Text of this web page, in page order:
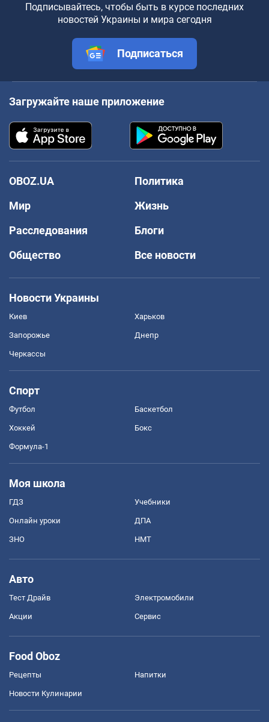
Подписывайтесь, чтобы быть в курсе последних
новостей Украины и мира сегодня
Подписаться
Загружайте наше приложение
OBOZ.UA
Политика
Мир
Жизнь
Расследования
Блоги
Общество
Все новости
Новости Украины
Киев Харьков
Запорожье Днепр
Черкассы
Спорт
Футбол Баскетбол
Хоккей Бокс
Формула-1
Моя школа
ГДЗ Учебники
Онлайн уроки ДПА
ЗНО НМТ
Авто
Тест Драйв Электромобили
Акции Сервис
Food Oboz
Рецепты Напитки
Новости Кулинарии